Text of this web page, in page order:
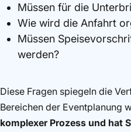
Müssen für die
Wie wird die Anfahrt
Müssen
werden?
Diese Fragen spiegeln die
Bereichen der Eventplanung
komplexer Prozess und hat